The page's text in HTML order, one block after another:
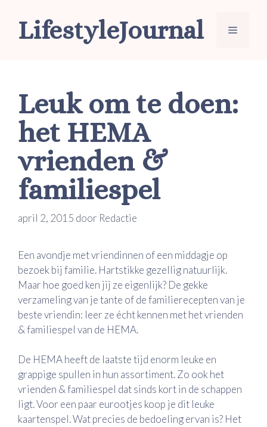
LifestyleJournal Menu
Leuk om te doen:
het HEMA
vrienden &
familiespel
april 2, 2015 door Redactie
Een avondje met vriendinnen of een middagje op
bezoek bij familie. Hartstikke gezellig natuurlijk.
Maar hoe goed ken jij ze eigenlijk? De gekke
verzameling van je tante of de familierecepten van je
beste vriendin: leer ze écht kennen met het vrienden
& familiespel van de HEMA.
De HEMA heeft de laatste tijd enorm leuke en
grappige spullen in hun assortiment. Zo ook het
vrienden & familiespel dat sinds kort in de schappen
ligt. Voor een paar eurootjes koop je dit leuke
kaartenspel. Wat precies de bedoeling ervan is? Het